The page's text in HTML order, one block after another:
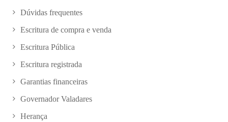
Dúvidas frequentes
Escritura de compra e venda
Escritura Pública
Escritura registrada
Garantias financeiras
Governador Valadares
Herança